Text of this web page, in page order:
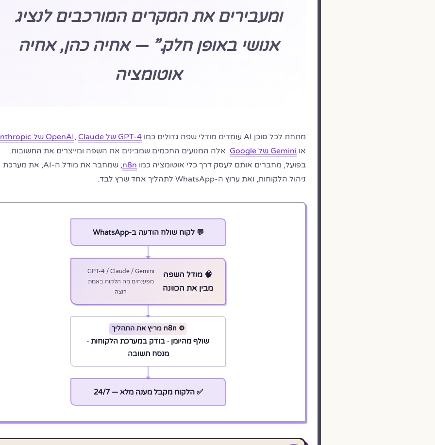
ומעבירים את המקרים המורכבים לנציג
אנושי באופן חלק.” — אחיה כהן, אחיה
אוטומציה
מתחת לכל סוכן AI עומדים מודלי שפה גדולים כמו GPT-4 של OpenAI , Claude של Anthropic
או Gemini של Google
. אלה המנועים החכמים שמבינים את השפה ומייצרים את התשובות.
בפועל, מחברים אותם לעסק דרך כלי אוטומציה כמו n8n
, שמחבר את מודל ה-AI, את מערכת
ניהול הלקוחות, ואת ערוץ ה-WhatsApp לתהליך אחד שרץ לבד.
💬 לקוח שולח הודעה ב-WhatsApp
🧠 מודל השפה
מבין את הכוונה
GPT-4 / Claude / Gemini
מפענחים מה הלקוח באמת
רוצה
⚙️ n8n מריץ את התהליך
שולף מהיומן · בודק במערכת הלקוחות ·
מנסח תשובה
✅ הלקוח מקבל מענה מלא — 24/7